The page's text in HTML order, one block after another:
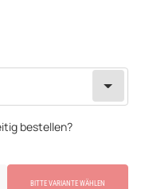
bestellen?
BITTE VARIANTE WÄHLEN